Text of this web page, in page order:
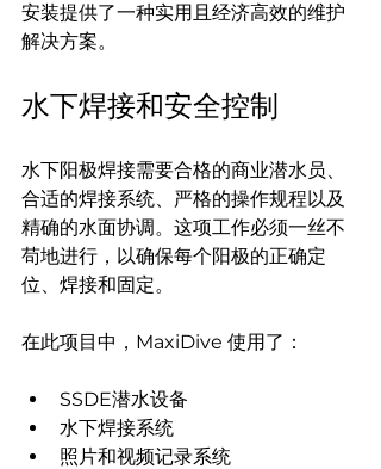
安装提供了一种实用且经济高效的维护
解决方案。
水下焊接和安全控制
水下阳极焊接需要合格的商业潜水员、
合适的焊接系统、严格的操作规程以及
精确的水面协调。这项工作必须一丝不
苟地进行，以确保每个阳极的正确定
位、焊接和固定。
在此项目中，MaxiDive 使用了：
SSDE潜水设备
水下焊接系统
照片和视频记录系统